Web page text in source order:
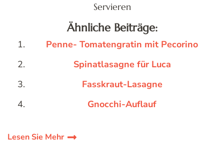
Servieren
Ähnliche Beiträge:
Penne- Tomatengratin mit Pecorino
Spinatlasagne für Luca
Fasskraut-Lasagne
Gnocchi-Auflauf
Lesen Sie Mehr